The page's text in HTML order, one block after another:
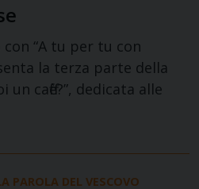
“A tu per tu con
la terza parte della
caffè?”, dedicata alle
PAROLA DEL VESCOVO